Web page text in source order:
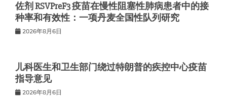
佐剂 RSVPreF3 疫苗在慢性阻塞性肺病患者中的接
种率和有效性：一项丹麦全国性队列研究
2026年8月6日
儿科医生和卫生部门绕过特朗普的疾控中心疫苗
指导意见
2026年8月6日